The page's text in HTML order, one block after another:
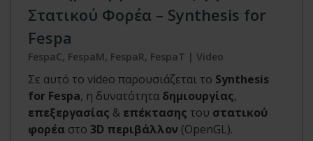
Στατικού Φορέα – Synthesis for
Fespa
FespaC, FespaM, FespaR, FespaT | Video
Σε αυτό το video παρουσιάζεται το Synthesis
for Fespa, η δυνατότητα δημιουργίας,
επεξεργασίας & επέκτασης του στατικού
φορέα στο 3D περιβάλλον (OpenGL).